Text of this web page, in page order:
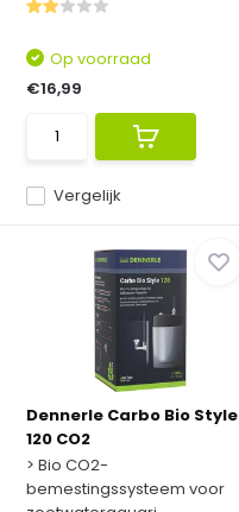
Vergelijk
Op voorraad
€16,99
Dennerle Carbo Bio Style
120 CO2
> Bio CO2-
bemestingssysteem voor